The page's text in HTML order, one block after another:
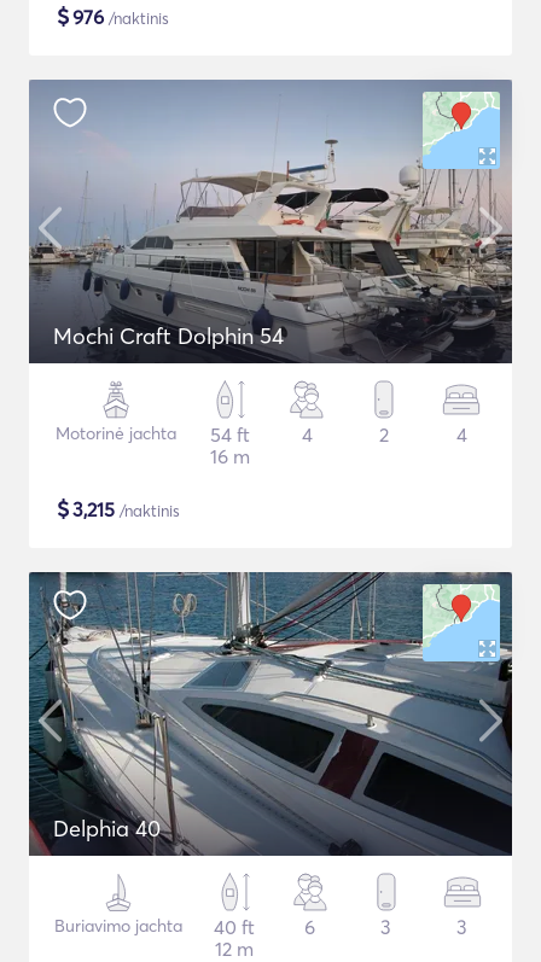
$976 /naktinis
Mochi Craft Dolphin 54
Motorinė jachta
54 ft
16 m
4 2 4
$3,215 /naktinis
Delphia 40
Buriavimo jachta
40 ft
12 m
6 3 3